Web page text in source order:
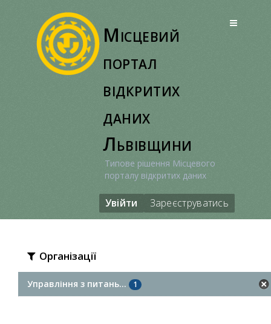
Місцевий
портал
відкритих
даних
Львівщини
Типове рішення Місцевого
порталу відкритих даних
Увійти Зареєструватись
Організації
Управління з питань... 1